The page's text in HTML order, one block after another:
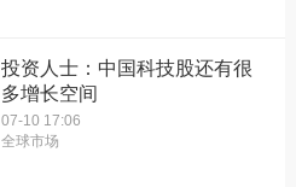
投资人士：中国科技股还有很
多增长空间
07-10 17:06
全球市场